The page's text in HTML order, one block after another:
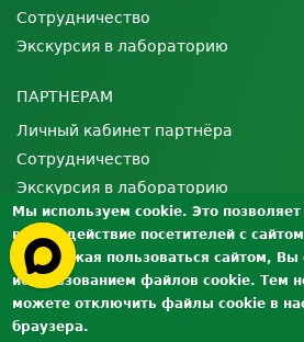
Сотрудничество
Экскурсия в лабораторию
ПАРТНЕРАМ
Личный кабинет партнёра
Сотрудничество
Экскурсия в лабораторию
О ЛАБОРАТОРИИ
Лицензии и сертификаты
Контроль качества
Вакансии
Мы используем cookie. Это
взаимодействие посетителей с
Продолжая пользоваться сайтом, Вы
использованием файлов cookie. Тем
можете отключить файлы cookie в
браузера.